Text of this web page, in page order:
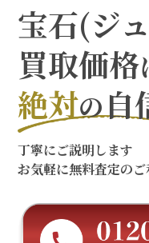
宝石(ジ
買取価格
絶対の自
丁寧にご説明します
お気軽に無料査定のご